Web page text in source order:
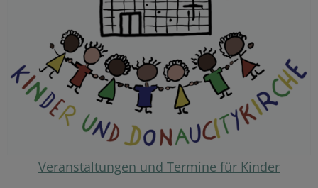
Veranstaltungen und Termine für Kinder